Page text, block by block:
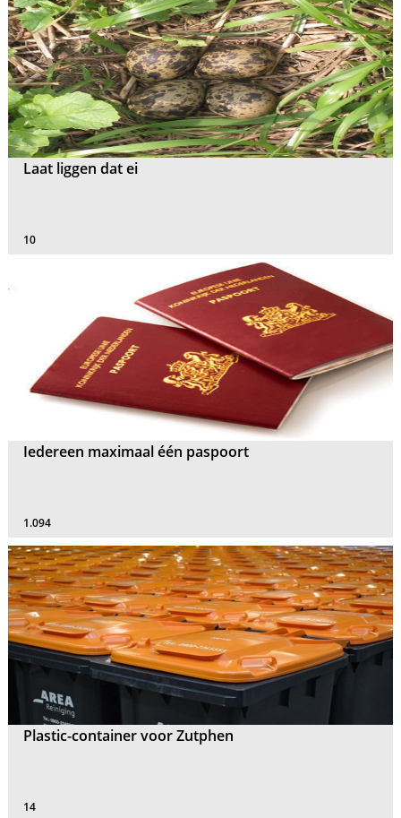
Laat liggen dat ei
10
Iedereen maximaal één paspoort
1.094
Plastic-container voor Zutphen
14